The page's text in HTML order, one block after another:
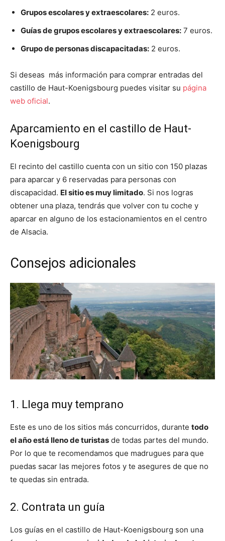
Grupos escolares y extraescolares: 2 euros.
Guías de grupos escolares y extraescolares: 7 euros.
Grupo de personas discapacitadas: 2 euros.
Si deseas más información para comprar entradas del
castillo de Haut-Koenigsbourg puedes visitar su página
web oficial.
Aparcamiento en el castillo de Haut-
Koenigsbourg
El recinto del castillo cuenta con un sitio con 150 plazas
para aparcar y 6 reservadas para personas con
discapacidad. El sitio es muy limitado. Si nos logras
obtener una plaza, tendrás que volver con tu coche y
aparcar en alguno de los estacionamientos en el centro
de Alsacia.
Consejos adicionales
1. Llega muy temprano
Este es uno de los sitios más concurridos, durante todo
el año está lleno de turistas de todas partes del mundo.
Por lo que te recomendamos que madrugues para que
puedas sacar las mejores fotos y te asegures de que no
te quedas sin entrada.
2. Contrata un guía
Los guías en el castillo de Haut-Koenigsbourg son una